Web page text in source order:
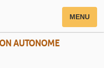
AUTONOME
MENU